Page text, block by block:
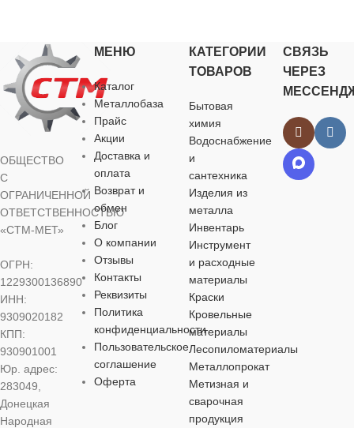
для хозяйственно-
бытовых нужд
МАТЕРИАЛ
пластик
160 мм
ШИРИНА
68 мм
серебристый
РАЗМЕР
КЛЮЧА
9 мм
МАТЕРИАЛ
ОСОБЕННОСТИ
комбинированный
ЦВЕТ
КЛЮЧА
МАТЕРИАЛ
сталь (CrV)
ОСОБЕННОСТИ
комбинированный
для
бытовых
БРЕНД
ОБЩЕСТВО
С
ОГРАНИЧЕННОЙ
ОТВЕТСТВЕННОСТЬЮ
«СТМ-МЕТ»
ОГРН:
1229300136890
ИНН:
9309020182
КПП:
930901001
Юр. адрес:
283049,
Донецкая
Народная
МЕНЮ
Каталог
Металлобаза
Прайс
Акции
Доставка и
оплата
Возврат и
обмен
Блог
О компании
Отзывы
Контакты
Реквизиты
Политика
конфиденциальности
Пользовательское
соглашение
Оферта
КАТЕГОРИИ
ТОВАРОВ
Бытовая
химия
Водоснабжение
и
сантехника
Изделия из
металла
Инвентарь
Инструмент
и расходные
материалы
Краски
Кровельные
материалы
Лесопиломатериалы
Металлопрокат
Метизная и
сварочная
продукция
СВЯЗЬ
ЧЕРЕЗ